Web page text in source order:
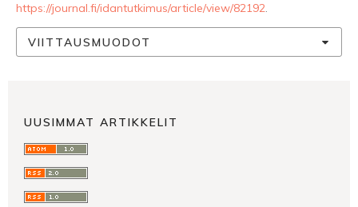
https://journal.fi/idantutkimus/article/view/82192.
VIITTAUSMUODOT
UUSIMMAT ARTIKKELIT